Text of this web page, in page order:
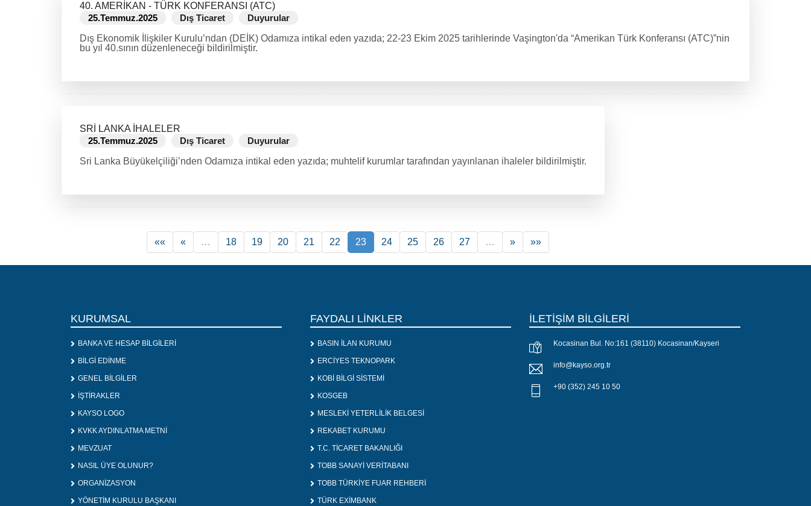
40. AMERİKAN - TÜRK KONFERANSI (ATC)
25.Temmuz.2025
Dış Ticaret
Duyurular
Dış Ekonomik İlişkiler Kurulu’ndan (DEİK) Odamıza intikal eden yazıda; 22-23 Ekim 2025 tarihlerinde Vaşington'da “Amerikan Türk Konferansı (ATC)”nin
bu yıl 40.sının düzenleneceği bildirilmiştir.
SRİ LANKA İHALELER
25.Temmuz.2025
Dış Ticaret
Duyurular
Sri Lanka Büyükelçiliği’nden Odamıza intikal eden yazıda; muhtelif kurumlar tarafından yayınlanan ihaleler bildirilmiştir.
«« « … 18 19 20 21 22 23 24 25 26 27 … » »»
KURUMSAL
BANKA VE HESAP BİLGİLERİ
BİLGİ EDİNME
GENEL BİLGİLER
İŞTİRAKLER
KAYSO LOGO
KVKK AYDINLATMA METNİ
MEVZUAT
NASIL ÜYE OLUNUR?
ORGANİZASYON
YÖNETİM KURULU BAŞKANI
FAYDALI LİNKLER
BASIN İLAN KURUMU
ERCİYES TEKNOPARK
KOBİ BİLGİ SİSTEMİ
KOSGEB
MESLEKİ YETERLİLİK BELGESİ
REKABET KURUMU
T.C. TİCARET BAKANLIĞI
TOBB SANAYİ VERİTABANI
TOBB TÜRKİYE FUAR REHBERİ
TÜRK EXİMBANK
İLETİŞİM BİLGİLERİ
Kocasinan Bul. No:161 (38110) Kocasinan/Kayseri
info@kayso.org.tr
+90 (352) 245 10 50